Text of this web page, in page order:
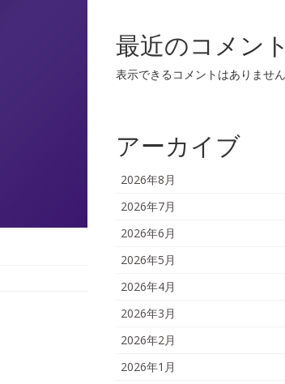
最近のコメント
表示できるコメントはありません
アーカイブ
2026年8月
2026年7月
2026年6月
2026年5月
2026年4月
2026年3月
2026年2月
2026年1月